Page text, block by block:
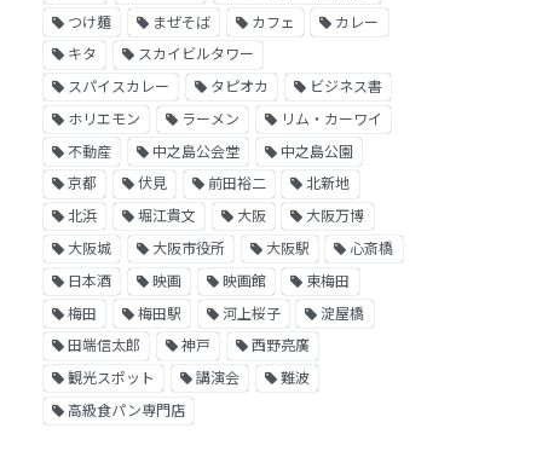
つけ麺
まぜそば カフェ
カレー
キタ
スカイビルタワー
スパイスカレー
タピオカ
ビジネス書
ホリエモン
ラーメン
リム・カーワイ
不動産
中之島公会堂
中之島公園
京都
伏見 前田裕二
北新地
北浜
堀江貴文 大阪
大阪万博
大阪城
大阪市役所 大阪駅
心斎橋
日本酒
映画 映画館
東梅田
梅田
梅田駅 河上桜子
淀屋橋
田端信太郎
神戸
西野亮廣
観光スポット
講演会
難波
高級食パン専門店